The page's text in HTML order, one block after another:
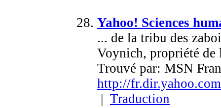
Yahoo! Sciences
... de la tribu des
Voynich, propriété de
Trouvé par: MSN
http://
| Traduction